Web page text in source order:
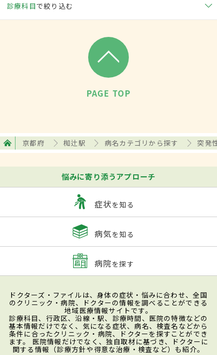
診療科目で絞り込む
PAGE TOP
京都府 椥辻駅 病名カテゴリから探す 突発
悩みに寄り添うアプローチ
症状を知る
病気を知る
病院を探す
ドクターズ・ファイルは、身体の症状・悩みに合わせ、全国
のクリニック・病院、ドクターの情報を調べることができる
地域医療情報サイトです。
診療科目、行政区、沿線・駅、診療時間、医院の特徴などの
基本情報だけでなく、気になる症状、病名、検査名などから
条件に合ったクリニック・病院、ドクターを探すことができ
ます。 医院情報だけでなく、独自取材に基づき、ドクターに
関する情報（診療方針や得意な治療・検査など）も紹介。